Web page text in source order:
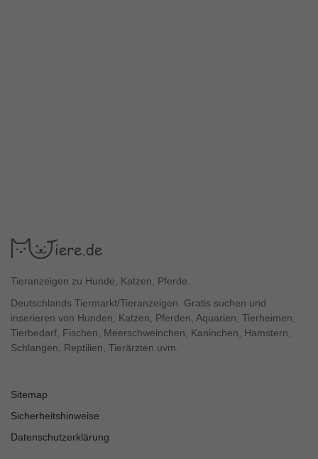
Tieranzeigen zu Hunde, Katzen, Pferde.
Deutschlands Tiermarkt/Tieranzeigen. Gratis suchen und
inserieren von Hunden, Katzen, Pferden, Aquarien, Tierheimen,
Tierbedarf, Fischen, Meerschweinchen, Kaninchen, Hamstern,
Schlangen, Reptilien, Tierärzten uvm.
Sitemap
Sicherheitshinweise
Datenschutzerklärung